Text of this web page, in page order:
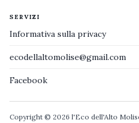
SERVIZI
Informativa sulla privacy
ecodellaltomolise@gmail.com
Facebook
Copyright © 2026 l'Eco dell'Alto